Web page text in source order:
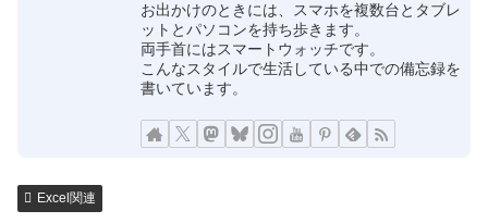
お出かけのときには、スマホを複数台とタブレ
ットとパソコンを持ち歩きます。
両手首にはスマートウォッチです。
こんなスタイルで生活している中での備忘録を
書いています。
Excel関連